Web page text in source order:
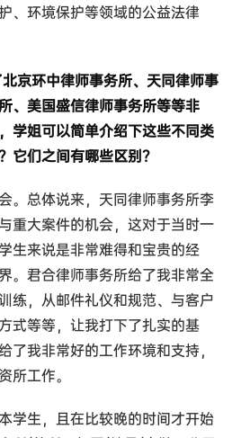
、环境保护等领域的公益法律
京环中律师事务所、天同律师事
、美国盛信律师事务所等等非
学姐可以简单介绍下这些不同类
它们之间有哪些区别？
。总体说来，天同律师事务所李
重大案件的机会，这对于当时一
生来说是非常难得和宝贵的经
。君合律师事务所给了我非常全
练，从邮件礼仪和规范、与客户
式等等，让我打下了扎实的基
了我非常好的工作环境和支持，
所工作。
学生，且在比较晚的时间才开始